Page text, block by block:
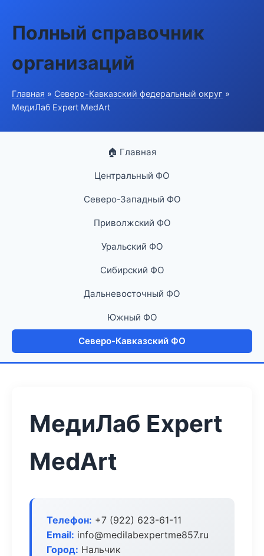
Полный справочник
организаций
Главная » Северо-Кавказский федеральный округ »
МедиЛаб Expert MedArt
🏠 Главная
Центральный ФО
Северо-Западный ФО
Приволжский ФО
Уральский ФО
Сибирский ФО
Дальневосточный ФО
Южный ФО
Северо-Кавказский ФО
МедиЛаб Expert
MedArt
Телефон: +7 (922) 623-61-11
Email: info@medilabexpertme857.ru
Город: Нальчик